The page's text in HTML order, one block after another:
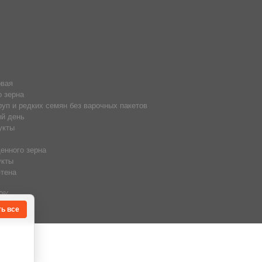
зерна
и редких семян без варочных пакетов
день
зерна
все